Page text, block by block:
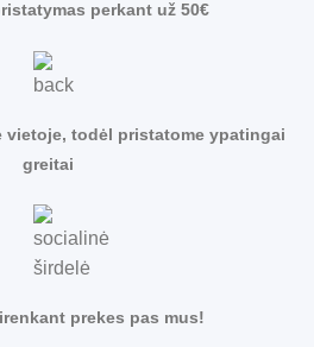
perkant už 50€
vietoje, todėl pristatome ypatingai
greitai
prekes pas mus!